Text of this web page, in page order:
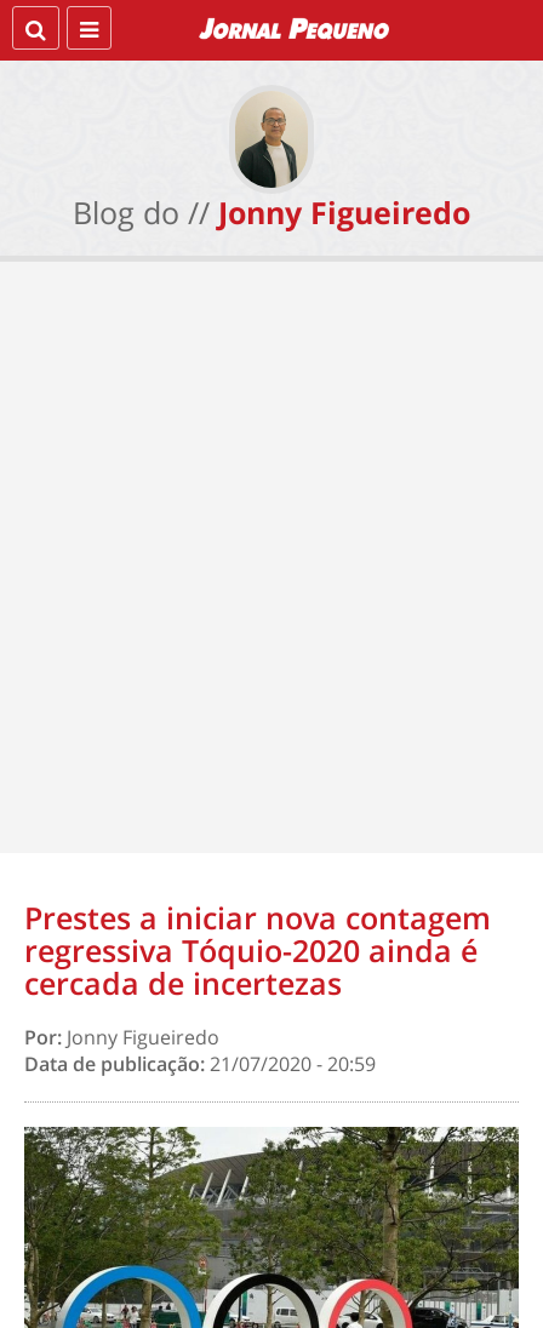
Blog do // Jonny Figueiredo
Prestes a iniciar nova contagem
regressiva Tóquio-2020 ainda é
cercada de incertezas
Por: Jonny Figueiredo
Data de publicação:21/07/2020 - 20:59